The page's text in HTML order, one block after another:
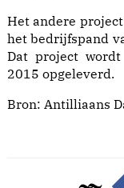
Het andere
het bedrijfspand
Dat project
2015 opgeleverd.
Bron: Antilliaans